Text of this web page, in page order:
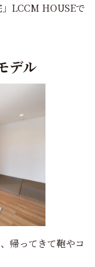
」LCCM HOUSEで
デル
帰ってきて鞄やコ